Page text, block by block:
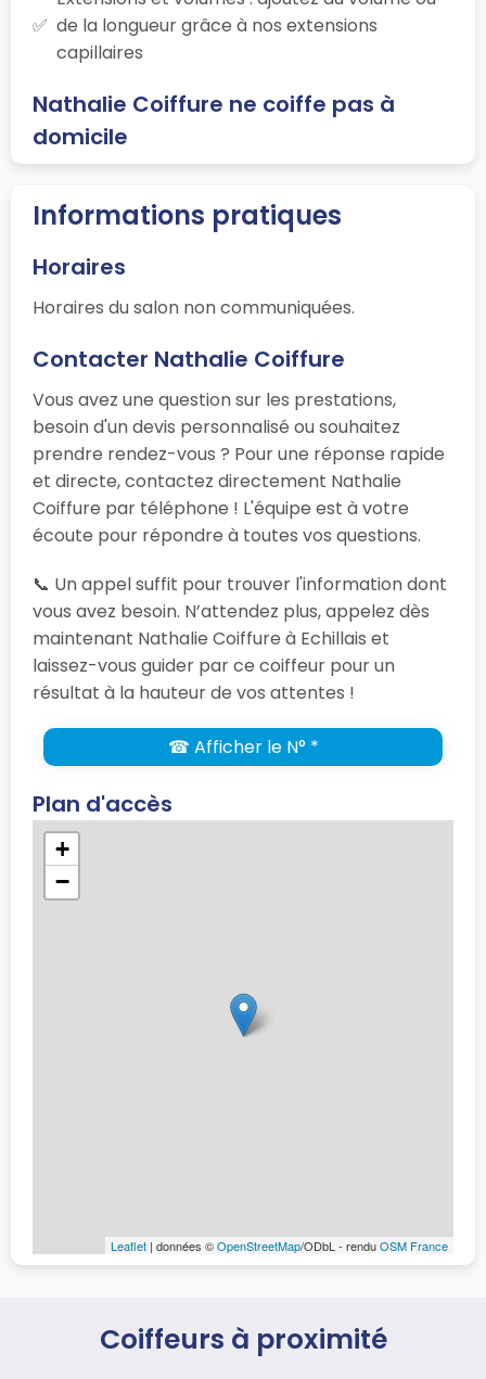
de la longueur grâce à nos extensions
capillaires
Nathalie Coiffure ne coiffe pas à
domicile
Informations pratiques
Horaires
Horaires du salon non communiquées.
Contacter Nathalie Coiffure
Vous avez une question sur les prestations,
besoin d'un devis personnalisé ou souhaitez
prendre rendez-vous ? Pour une réponse rapide
et directe, contactez directement Nathalie
Coiffure par téléphone ! L'équipe est à votre
écoute pour répondre à toutes vos questions.
📞 Un appel suffit pour trouver l'information dont
vous avez besoin. N’attendez plus, appelez dès
maintenant Nathalie Coiffure à Echillais et
laissez-vous guider par ce coiffeur pour un
résultat à la hauteur de vos attentes !
☎ Afficher le N° *
Plan d'accès
+
−
Leaflet | données ©OpenStreetMap/ODbL - renduOSM France
Coiffeurs à proximité